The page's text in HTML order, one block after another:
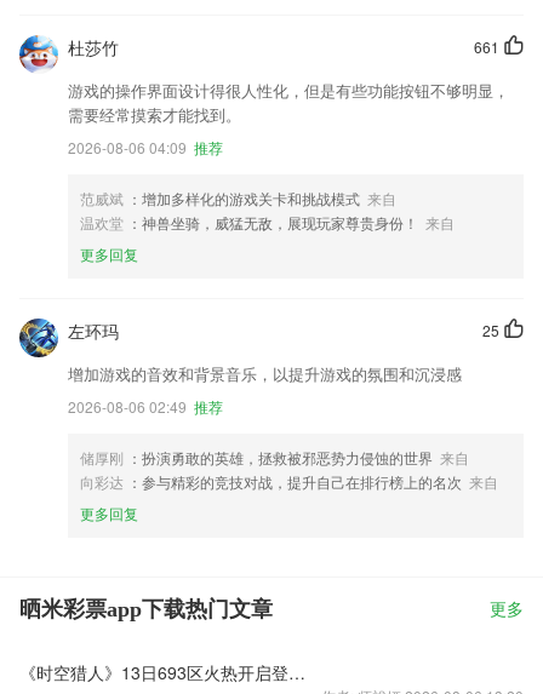
661
杜莎竹
游戏的操作界面设计得很人性化，但是有些功能按钮不够明显，
需要经常摸索才能找到。
2026-08-06 04:09 推荐
范威斌 ：增加多样化的游戏关卡和挑战模式 来自
温欢堂 ：神兽坐骑，威猛无敌，展现玩家尊贵身份！
来自
更多回复
25
左环玛
增加游戏的音效和背景音乐，以提升游戏的氛围和沉浸感
2026-08-06 02:49 推荐
储厚刚 ：扮演勇敢的英雄，拯救被邪恶势力侵蚀的世界 来自
向彩达 ：参与精彩的竞技对战，提升自己在排行榜上的名次 来自
更多回复
晒米彩票app下载热门文章 更多
《时空猎人》13日693区火热开启登陆免费领龙影